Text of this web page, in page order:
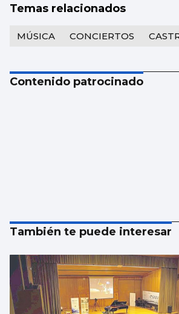
Temas relacionados
MÚSICA CONCIERTOS
Contenido patrocinado
También te puede interesar